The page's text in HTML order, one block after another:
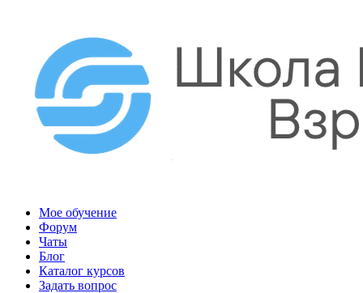
Мое обучение
Форум
Чаты
Блог
Каталог курсов
Задать вопрос